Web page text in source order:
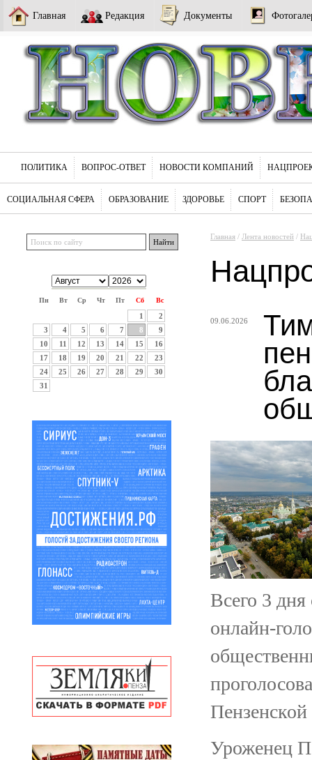
Главная Редакция Документы
ПОЛИТИКА ВОПРОС-ОТВЕТ НОВОСТИ КОМПАНИЙ
СОЦИАЛЬНАЯ СФЕРА ОБРАЗОВАНИЕ ЗДОРОВЬЕ СПОРТ
Пн Вт Ср Чт Пт Сб Вс
1
2
3
4 5 6 7 8
9
10
11 12 13 14 15
16
17
18 19 20 21 22
23
24
25 26 27 28 29
30
31
Главная / Лента новостей /
09.06.2026
Всего 3 дня
онлайн-
Пензенской
Уроженец